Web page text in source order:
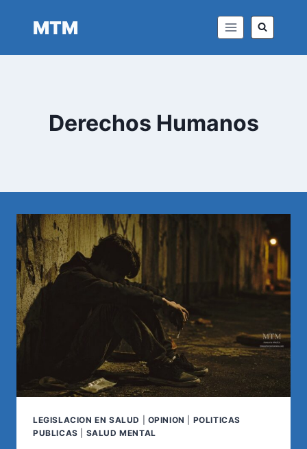
MTM
Derechos Humanos
LEGISLACION EN SALUD OPINION
POLITICAS
PUBLICAS
SALUD MENTAL